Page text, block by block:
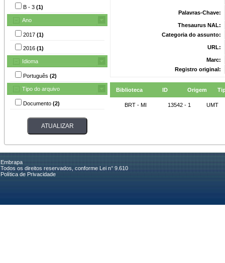
B - 3 (1)
Ano
2017 (1)
2016 (1)
Idioma
Português (2)
Tipo do arquivo
Documento (2)
Palavras-Chave:
Thesaurus NAL:
Categoria do assunto:
URL:
Marc:
Registro original:
Biblioteca ID Origem
BRT - MI 13542 - 1 UMT
Embrapa
Todos os direitos reservados, conforme Lei n° 9.610
Política de Privacidade